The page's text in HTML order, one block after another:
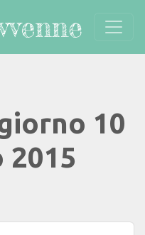
10
2015